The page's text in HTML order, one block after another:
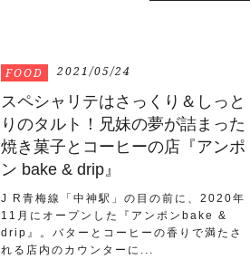
FOOD 2021/05/24
スペシャリテはさっくり＆しっと
りのタルト！兄妹の夢が詰まった
焼き菓子とコーヒーの店『アンポ
ン bake & drip』
J R青梅線「中神駅」の目の前に、2020年
11月にオープンした『アンポンbake &
drip』。バターとコーヒーの香りで満たさ
れる店内のカウンターに...